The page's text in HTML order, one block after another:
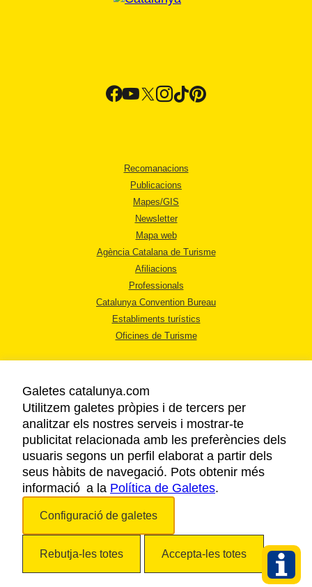
Recomanacions
Publicacions
Mapes/GIS
Newsletter
Mapa web
Agència Catalana de Turisme
Afiliacions
Professionals
Catalunya Convention Bureau
Establiments turístics
Oficines de Turisme
AVÍS LEGAL
POLÍTICA DE PRIVACITAT
COOKIES
ACCESSIBILITAT
Galetes catalunya.com
Utilitzem galetes pròpies i de tercers per
analitzar els nostres serveis i mostrar-te
publicitat relacionada amb les preferències dels
usuaris segons un perfil elaborat a partir dels
seus hàbits de navegació. Pots obtenir més
informació a la Política de Galetes.
Configuració de galetes
Rebutja-les totes Accepta-les totes